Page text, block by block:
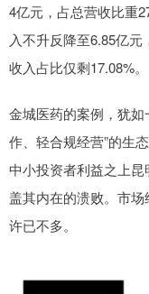
4亿元，占总营收比重
入不升反降至6.85亿
收入占比仅剩17.08%。
金城医药的案例，犹
作、轻合规经营”的生
中小投资者利益之上
盖其内在的溃败。市
许已不多。